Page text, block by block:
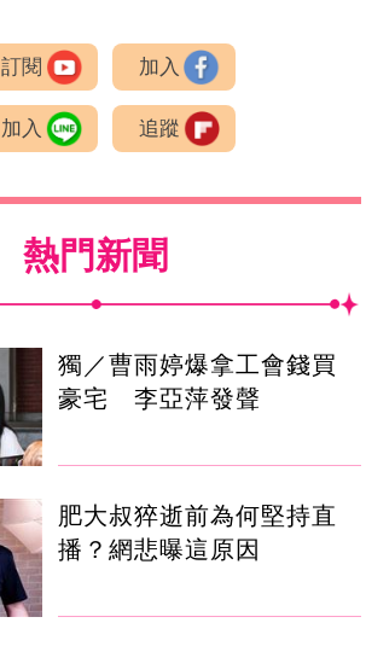
訂閱 加入
加入 追蹤
熱門新聞
獨／曹雨婷爆拿工會錢買
豪宅 李亞萍發聲
肥大叔猝逝前為何堅持直
播？網悲曝這原因